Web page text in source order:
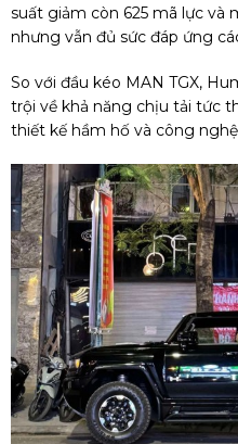
suất giảm còn 625 mã lực và
nhưng vẫn đủ sức đáp ứng
So với đầu kéo MAN TGX,
trội về khả năng chịu tải tức
thiết kế hầm hố và công